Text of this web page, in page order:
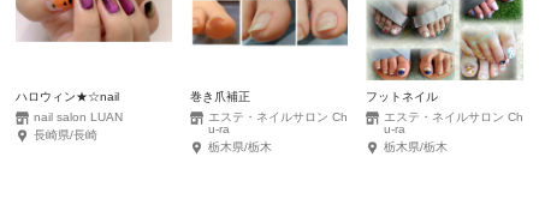
ハロウィン★☆nail
nail salon LUAN
長崎県/長崎
巻き爪補正
エステ・ネイルサロン Ch
u-ra
栃木県/栃木
フットネイル
エステ・ネイルサロン Ch
u-ra
栃木県/栃木